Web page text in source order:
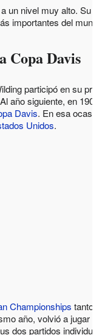
un nivel muy alto. Su
importantes del
Copa Davis
participó en su
año siguiente, en
Davis. En esa
Unidos.
Championships tanto
año, volvió a jugar
dos partidos